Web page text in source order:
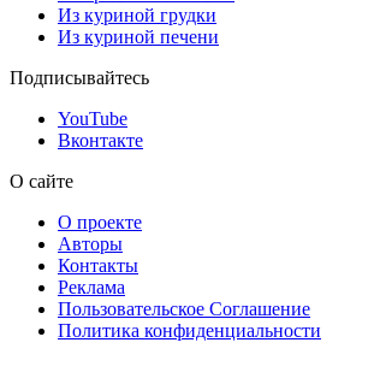
Из куриной грудки
Из куриной печени
Подписывайтесь
YouTube
Вконтакте
О сайте
О проекте
Авторы
Контакты
Реклама
Пользовательское Соглашение
Политика конфиденциальности